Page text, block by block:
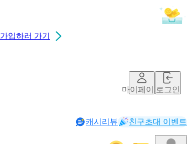
가입하러 가기
마이페이지로그인
캐시리뷰 친구초대 이벤트